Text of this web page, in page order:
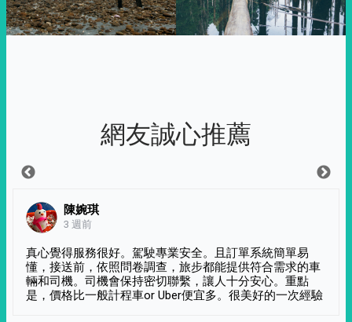
網友誠心推薦
陳婉琪
3 週前
真心覺得服務很好。駕駛專業安全。且訂單系統簡單易
懂，接送前，依照問卷調查，旅步都能提供符合需求的車
輛和司機。司機會保持密切聯繫，讓人十分安心。重點
是，價格比一般計程車or Uber便宜多。很美好的一次經驗